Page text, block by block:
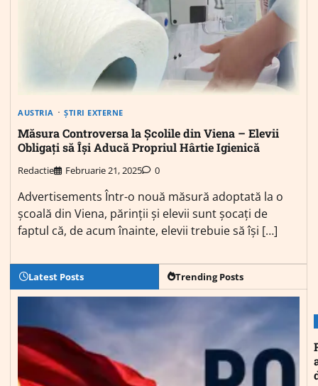
AUSTRIA ȘTIRI EXTERNE
Măsura Controversa la Școlile din Viena – Elevii
Obligați să Își Aducă Propriul Hârtie Igienică
Redactie Februarie 21, 2025 0
Advertisements Într-o nouă măsură adoptată la o
școală din Viena, părinții și elevii sunt șocați de
faptul că, de acum înainte, elevii trebuie să își […]
Latest Posts Trending Posts